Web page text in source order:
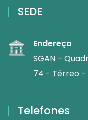
SEDE
Endereço
SGAN –
74 - Térreo -
Telefones